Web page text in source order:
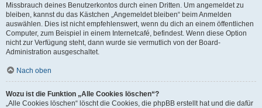
Missbrauch deines Benutzerkontos durch einen Dritten. Um angemeldet zu
bleiben, kannst du das Kästchen „Angemeldet bleiben“ beim Anmelden
auswählen. Dies ist nicht empfehlenswert, wenn du dich an einem öffentlichen
Computer, zum Beispiel in einem Internetcafé, befindest. Wenn diese Option
nicht zur Verfügung steht, dann wurde sie vermutlich von der Board-
Administration ausgeschaltet.
Nach oben
Wozu ist die Funktion „Alle Cookies löschen“?
„Alle Cookies löschen“ löscht die Cookies, die phpBB erstellt hat und die dafür